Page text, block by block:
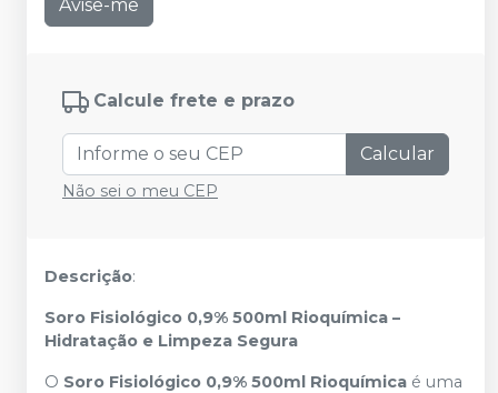
Avise-me
Calcule frete e prazo
Calcular
Não sei o meu CEP
Descrição:
Soro Fisiológico 0,9% 500ml Rioquímica –
Hidratação e Limpeza Segura
O Soro Fisiológico 0,9% 500ml Rioquímica é uma